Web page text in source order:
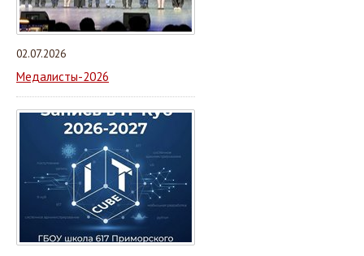
02.07.2026
Медалисты-2026